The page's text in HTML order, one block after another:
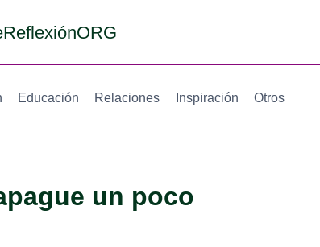
Educación Relaciones Inspiración Otros
un poco